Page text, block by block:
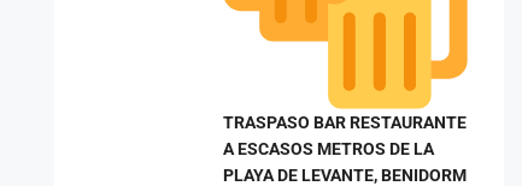
TRASPASO BAR RESTAURANTE
A ESCASOS METROS DE LA
PLAYA DE LEVANTE, BENIDORM